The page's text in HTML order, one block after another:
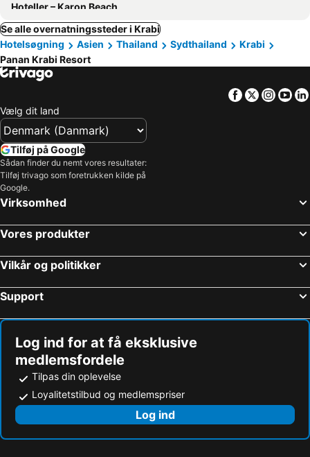
Hoteller – Karon Beach
Se alle overnatningssteder i Krabi
Hotelsøgning
Asien Thailand Sydthailand
Krabi
Panan Krabi Resort
Facebook
Twitter
Vælg dit land
Tilføj på Google
Sådan finder du nemt vores resultater:
Tilføj trivago som foretrukken kilde på
Google.
Virksomhed
Vores produkter
Vilkår og politikker
Support
Log ind for at få eksklusive
medlemsfordele
Tilpas din oplevelse
Loyalitetstilbud og medlemspriser
Log ind